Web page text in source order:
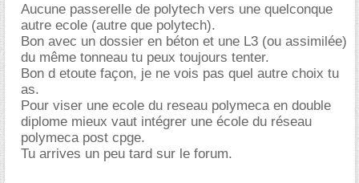
Aucune passerelle de polytech vers une quelconque
autre ecole (autre que polytech).
Bon avec un dossier en béton et une L3 (ou assimilée)
du même tonneau tu peux toujours tenter.
Bon d etoute façon, je ne vois pas quel autre choix tu
as.
Pour viser une ecole du reseau polymeca en double
diplome mieux vaut intégrer une école du réseau
polymeca post cpge.
Tu arrives un peu tard sur le forum.